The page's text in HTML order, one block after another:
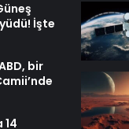
İşte
bir
14